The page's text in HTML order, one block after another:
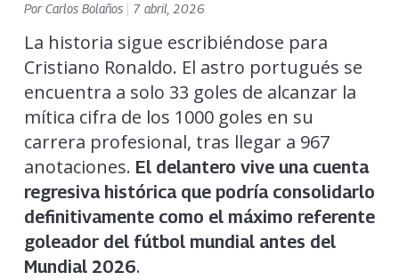
PorCarlos Bolaños 7 abril, 2026
La historia sigue escribiéndose para
Cristiano Ronaldo. El astro portugués se
encuentra a solo 33 goles de alcanzar la
mítica cifra de los 1000 goles en su
carrera profesional, tras llegar a 967
anotaciones. El delantero vive una cuenta
regresiva histórica que podría consolidarlo
definitivamente como el máximo referente
goleador del fútbol mundial antes del
Mundial 2026.